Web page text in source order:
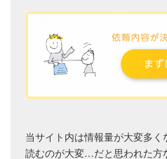
当サイト内は情報量が大変多く
読むのが大変…だと思われた方